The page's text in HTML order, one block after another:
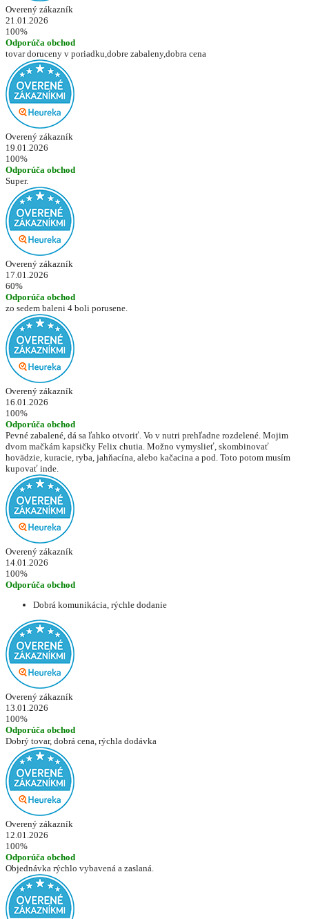
Overený zákazník
21.01.2026
100%
Odporúča obchod
tovar doruceny v poriadku,dobre zabaleny,dobra cena
Overený zákazník
19.01.2026
100%
Odporúča obchod
Super.
Overený zákazník
17.01.2026
60%
Odporúča obchod
zo sedem baleni 4 boli porusene.
Overený zákazník
16.01.2026
100%
Odporúča obchod
Pevné zabalené, dá sa ľahko otvoriť. Vo v nutri prehľadne rozdelené. Mojim
dvom mačkám kapsičky Felix chutia. Možno vymyslieť, skombinovať
hovädzie, kuracie, ryba, jahňacína, alebo kačacina a pod. Toto potom musím
kupovať inde.
Overený zákazník
14.01.2026
100%
Odporúča obchod
Dobrá komunikácia, rýchle dodanie
Overený zákazník
13.01.2026
100%
Odporúča obchod
Dobrý tovar, dobrá cena, rýchla dodávka
Overený zákazník
12.01.2026
100%
Odporúča obchod
Objednávka rýchlo vybavená a zaslaná.